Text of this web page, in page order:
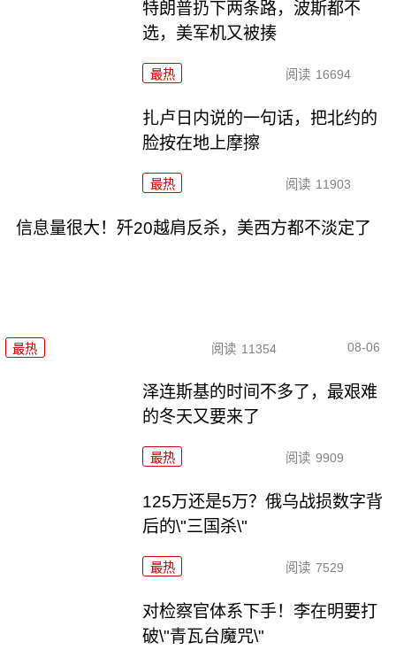
特朗普扔下两条路，波斯都不
选，美军机又被揍
最热 阅读 16694
扎卢日内说的一句话，把北约的
脸按在地上摩擦
最热 阅读 11903
信息量很大！歼20越肩反杀，美西方都不淡定了
最热 阅读 11354 08-06
泽连斯基的时间不多了，最艰难
的冬天又要来了
最热 阅读 9909
125万还是5万？俄乌战损数字背
后的\"三国杀\"
最热 阅读 7529
对检察官体系下手！李在明要打
破\"青瓦台魔咒\"